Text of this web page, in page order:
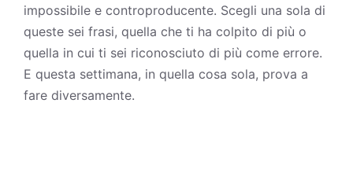
impossibile e controproducente. Scegli una sola di
queste sei frasi, quella che ti ha colpito di più o
quella in cui ti sei riconosciuto di più come errore.
E questa settimana, in quella cosa sola, prova a
fare diversamente.